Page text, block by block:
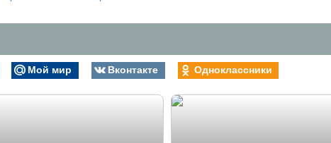
Мой мир Вконтакте Одноклассники